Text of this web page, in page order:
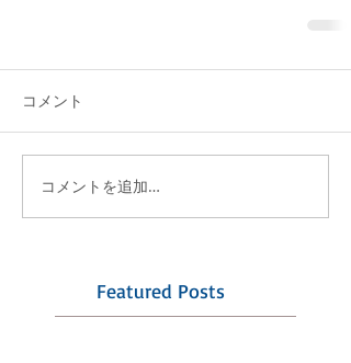
コメント
コメントを追加…
Featured Posts